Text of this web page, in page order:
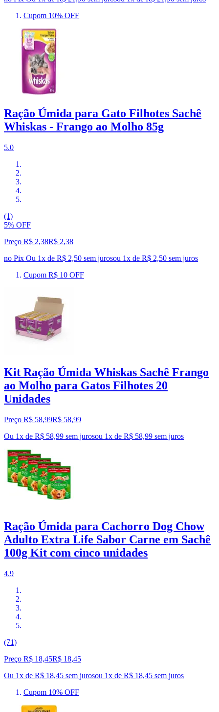
Cupom 10% OFF
Ração Úmida para Gato Filhotes Sachê
Whiskas - Frango ao Molho 85g
5.0
(1)
5% OFF
Preço R$ 2,38R$ 2,38
no Pix Ou 1x de R$ 2,50 sem jurosou 1x de R$ 2,50 sem juros
Cupom R$ 10 OFF
Kit Ração Úmida Whiskas Sachê Frango
ao Molho para Gatos Filhotes 20
Unidades
Preço R$ 58,99R$ 58,99
Ou 1x de R$ 58,99 sem jurosou 1x de R$ 58,99 sem juros
Ração Úmida para Cachorro Dog Chow
Adulto Extra Life Sabor Carne em Sachê
100g Kit com cinco unidades
4.9
(71)
Preço R$ 18,45R$ 18,45
Ou 1x de R$ 18,45 sem jurosou 1x de R$ 18,45 sem juros
Cupom 10% OFF